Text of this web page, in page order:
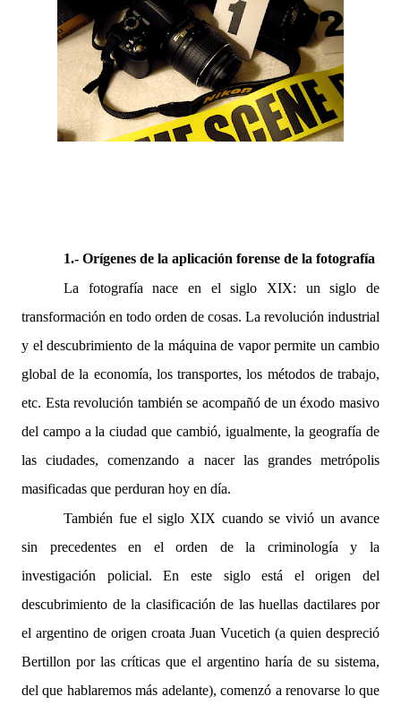
1.- Orígenes de la aplicación forense de la fotografía
La fotografía nace en el siglo XIX: un siglo de
transformación en todo orden de cosas. La revolución industrial
y el descubrimiento de la máquina de vapor permite un cambio
global de la economía, los transportes, los métodos de trabajo,
etc. Esta revolución también se acompañó de un éxodo masivo
del campo a la ciudad que cambió, igualmente, la geografía de
las ciudades, comenzando a nacer las grandes metrópolis
masificadas que perduran hoy en día.
También fue el siglo XIX cuando se vivió un avance
sin precedentes en el orden de la criminología y la
investigación policial. En este siglo está el origen del
descubrimiento de la clasificación de las huellas dactilares por
el argentino de origen croata Juan Vucetich (a quien despreció
Bertillon por las críticas que el argentino haría de su sistema,
del que hablaremos más adelante), comenzó a renovarse lo que